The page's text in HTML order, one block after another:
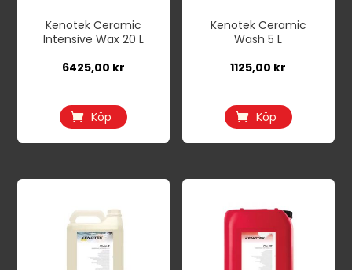
Kenotek Ceramic
Intensive Wax 20 L
6425,00 kr
Köp
Kenotek Ceramic
Wash 5 L
1125,00 kr
Köp